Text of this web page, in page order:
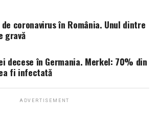
coronavirus în România. Unul dintre
gravă
decese în Germania. Merkel: 70% din
fi infectată
ADVERTISEMENT